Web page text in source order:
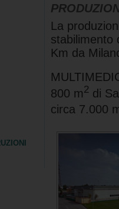
La
stabilimento
Km da
800 m2 di
circa 7.000